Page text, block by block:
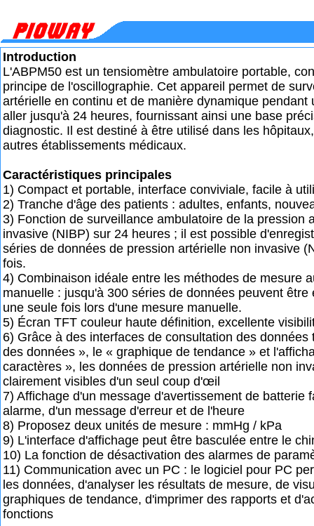
Introduction
L'ABPM50 est un tensiomètre ambulatoire portable,
principe de l'oscillographie. Cet appareil permet de
artérielle en continu et de manière dynamique pendant
aller jusqu'à 24 heures, fournissant ainsi une base
diagnostic. Il est destiné à être utilisé dans les
autres établissements médicaux.
Caractéristiques principales
1) Compact et portable, interface conviviale, facile à
2) Tranche d'âge des patients : adultes, enfants,
3) Fonction de surveillance ambulatoire de la pression
invasive (NIBP) sur 24 heures ; il est possible
séries de données de pression artérielle non invasive
fois.
4) Combinaison idéale entre les méthodes de mesure
manuelle : jusqu'à 300 séries de données peuvent être
une seule fois lors d'une mesure manuelle.
5) Écran TFT couleur haute définition, excellente
6) Grâce à des interfaces de consultation des données
des données », le « graphique de tendance » et
caractères », les données de pression artérielle non
clairement visibles d'un seul coup d'œil
7) Affichage d'un message d'avertissement de batterie
alarme, d'un message d'erreur et de l'heure
8) Proposez deux unités de mesure : mmHg / kPa
9) L'interface d'affichage peut être basculée entre le
10) La fonction de désactivation des alarmes de
11) Communication avec un PC : le logiciel pour PC
les données, d'analyser les résultats de mesure, de
graphiques de tendance, d'imprimer des rapports et
fonctions